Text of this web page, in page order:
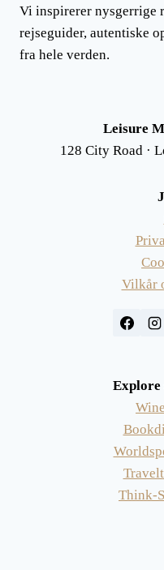
Vi inspirerer nysgerrige
rejseguider, autentiske
fra hele verden.
Leisure
128 City Road ·
Vilkår
Explore
Think-